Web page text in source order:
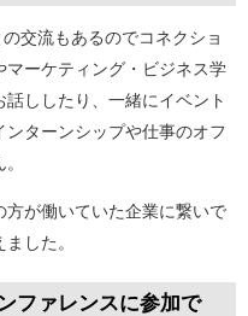
交流もあるのでコネクショ
マーケティング・ビジネス学
ししたり、一緒にイベント
ターンシップや仕事のオフ
が働いていた企業に繋いで
した。
ファレンスに参加で